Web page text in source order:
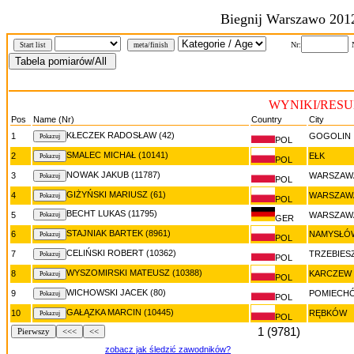
Biegnij Warszawo
Start list meta/finish Nr:
WYNIKI/
Pos Name (Nr) Country
City
1
KŁECZEK RADOSŁAW (42) POL GOGOLIN
2 SMALEC MICHAŁ (10141) POL EŁK
3 NOWAK JAKUB (11787) POL
4 GIŻYŃSKI MARIUSZ (61) POL
5 BECHT LUKAS (11795) GER
6
STAJNIAK BARTEK (8961) POL
7 CELIŃSKI ROBERT (10362) POL
8 WYSZOMIRSKI MATEUSZ (10388) POL KARCZEW
9 WICHOWSKI JACEK (80) POL
10 GAŁĄZKA MARCIN (10445) POL RĘBKÓW
Pierwszy <<< << 1 (9781)
zobacz jak śledzić zawodników?